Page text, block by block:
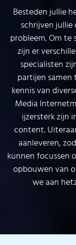
Besteden jullie
schrijven jullie
probleem. Om te
zijn er
specialisten
partijen samen
kennis van
Media
ijzersterk zijn
content.
aanleveren,
kunnen focussen
opbouwen van
we aan